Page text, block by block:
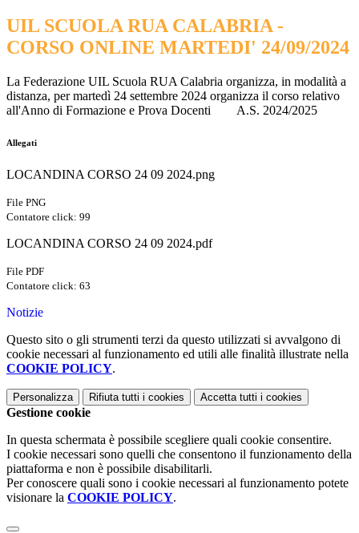
UIL SCUOLA RUA CALABRIA -
CORSO ONLINE MARTEDI' 24/09/2024
La Federazione UIL Scuola RUA Calabria organizza, in modalità a
distanza, per martedì 24 settembre 2024 organizza il corso relativo
all'Anno di Formazione e Prova Docenti A.S. 2024/2025
Allegati
LOCANDINA CORSO 24 09 2024.png
File PNG
Contatore click: 99
LOCANDINA CORSO 24 09 2024.pdf
File PDF
Contatore click: 63
Notizie
Questo sito o gli strumenti terzi da questo utilizzati si avvalgono di
cookie necessari al funzionamento ed utili alle finalità illustrate nella
COOKIE POLICY.
Personalizza Rifiuta tutti i cookies Accetta tutti i cookies
Gestione cookie
In questa schermata è possibile scegliere quali cookie consentire.
I cookie necessari sono quelli che consentono il funzionamento della
piattaforma e non è possibile disabilitarli.
Per conoscere quali sono i cookie necessari al funzionamento potete
visionare la COOKIE POLICY.